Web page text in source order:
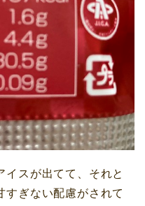
イスが出てて、それと
すぎない配慮がされて